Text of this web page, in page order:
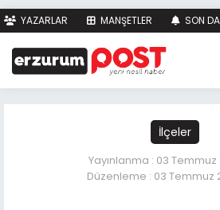
YAZARLAR MANŞETLER SON
İLETİŞİM
İlçeler
Yayınlanma : 03 Temmuz
Düzenleme : 03 Temmuz